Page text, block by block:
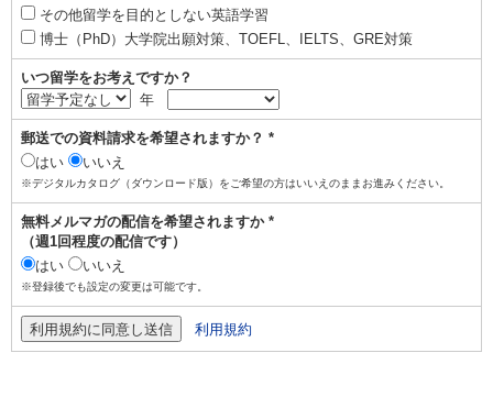
その他留学を目的としない英語学習
博士（PhD）大学院出願対策、TOEFL、IELTS、GRE対策
いつ留学をお考えですか？
年
郵送での資料請求を希望されますか？ *
はい
いいえ
※デジタルカタログ（ダウンロード版）をご希望の方はいいえのままお進みください。
無料メルマガの配信を希望されますか *
（週1回程度の配信です）
はい
いいえ
※登録後でも設定の変更は可能です。
利用規約